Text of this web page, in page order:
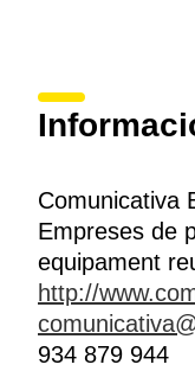
Comunicativa
Empreses de
equipament
http://
934 879 944